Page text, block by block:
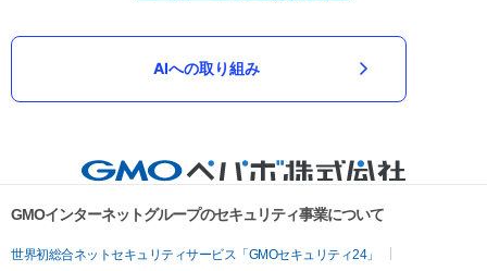
AIへの取り組み
GMOインターネットグループのセキュリティ事業について
世界初総合ネットセキュリティサービス「GMOセキュリティ24」